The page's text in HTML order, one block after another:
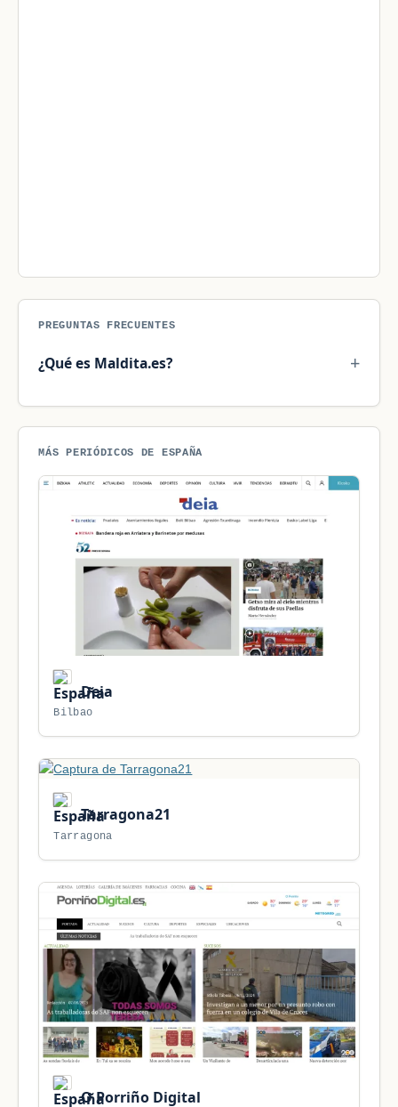
PREGUNTAS FRECUENTES
¿Qué es Maldita.es?
MÁS PERIÓDICOS DE ESPAÑA
Deia
Bilbao
Tarragona21
Tarragona
O Porriño Digital